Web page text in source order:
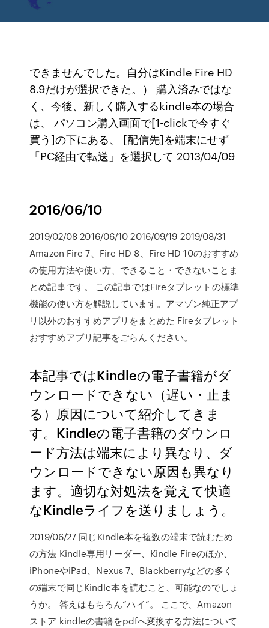
できませんでした。自分はKindle Fire HD
8.9だけが選択できた。） 購入済みではな
く、今後、新しく購入するkindle本の場合
は、 パソコン購入画面で[1-clickで今すぐ
買う]の下にある、 [配信先]を端末にせず
「PC経由で転送」を選択して 2013/04/09
2016/06/10
2019/02/08 2016/06/10 2016/09/19 2019/08/31
Amazon Fire 7、Fire HD 8、Fire HD 10のおすすめ
の使用方法や使い方、できること・できないことま
とめ記事です。 この記事ではFireタブレットの標準
機能の使い方を解説しています。アマゾン純正アプ
リ以外のおすすめアプリをまとめた Fireタブレット
おすすめアプリ記事をごらんください。
本記事ではKindleの電子書籍がダ
ウンロードできない（遅い・止ま
る）原因について紹介してきま
す。Kindleの電子書籍のダウンロ
ード方法は端末により異なり、ダ
ウンロードできない原因も異なり
ます。適切な対処法を覚えて快適
なKindleライフを送りましょう。
2019/06/27 同じKindle本を複数の端末で読むため
の方法 Kindle専用リーダー、Kindle Fireのほか、
iPhoneやiPad、Nexus 7、Blackberryなどの多く
の端末で同じKindle本を読むこと、可能なのでしょ
うか。 答えはもちろん“ハイ”。 ここで、Amazon
ストア kindleの書籍をpdfへ変換する方法について